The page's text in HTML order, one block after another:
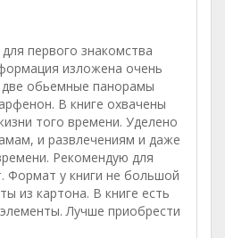
первого знакомства
изложена очень
две обьемные панорамы
В книге охвачены
того времени. Уделено
и развлечениям и даже
Рекомендую для
Формат у книги не большой
из картона. В книге есть
Лучше приобрести